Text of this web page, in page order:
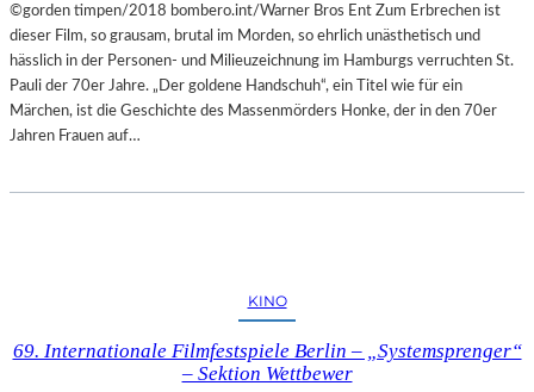
G
A
L
E
R
L
©gorden timpen/2018 bombero.int/Warner Bros Ent Zum Erbrechen ist
dieser Film, so grausam, brutal im Morden, so ehrlich unästhetisch und
hässlich in der Personen- und Milieuzeichnung im Hamburgs verruchten St.
Pauli der 70er Jahre. „Der goldene Handschuh“, ein Titel wie für ein
Märchen, ist die Geschichte des Massenmörders Honke, der in den 70er
Jahren Frauen auf…
KINO
69. Internationale Filmfestspiele Berlin – „Systemsprenger“
– Sektion Wettbewer